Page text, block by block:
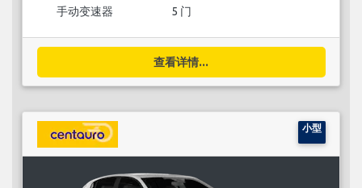
手动变速器 5 门
查看详情...
小型